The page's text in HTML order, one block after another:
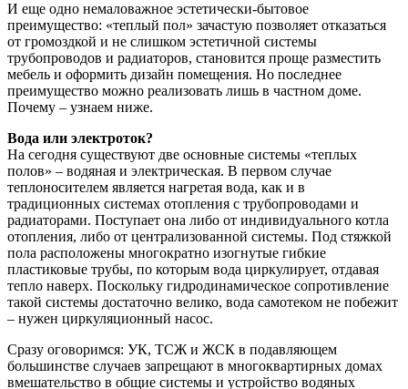
И еще одно немаловажное эстетически-бытовое
преимущество: «теплый пол» зачастую позволяет отказаться
от громоздкой и не слишком эстетичной системы
трубопроводов и радиаторов, становится проще разместить
мебель и оформить дизайн помещения. Но последнее
преимущество можно реализовать лишь в частном доме.
Почему – узнаем ниже.
Вода или электроток?
На сегодня существуют две основные системы «теплых
полов» – водяная и электрическая. В первом случае
теплоносителем является нагретая вода, как и в
традиционных системах отопления с трубопроводами и
радиаторами. Поступает она либо от индивидуального котла
отопления, либо от централизованной системы. Под стяжкой
пола расположены многократно изогнутые гибкие
пластиковые трубы, по которым вода циркулирует, отдавая
тепло наверх. Поскольку гидродинамическое сопротивление
такой системы достаточно велико, вода самотеком не побежит
– нужен циркуляционный насос.
Сразу оговоримся: УК, ТСЖ и ЖСК в подавляющем
большинстве случаев запрещают в многоквартирных домах
вмешательство в общие системы и устройство водяных